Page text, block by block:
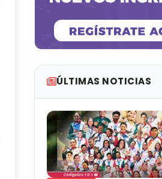
ÚLTIMAS NOTICIAS